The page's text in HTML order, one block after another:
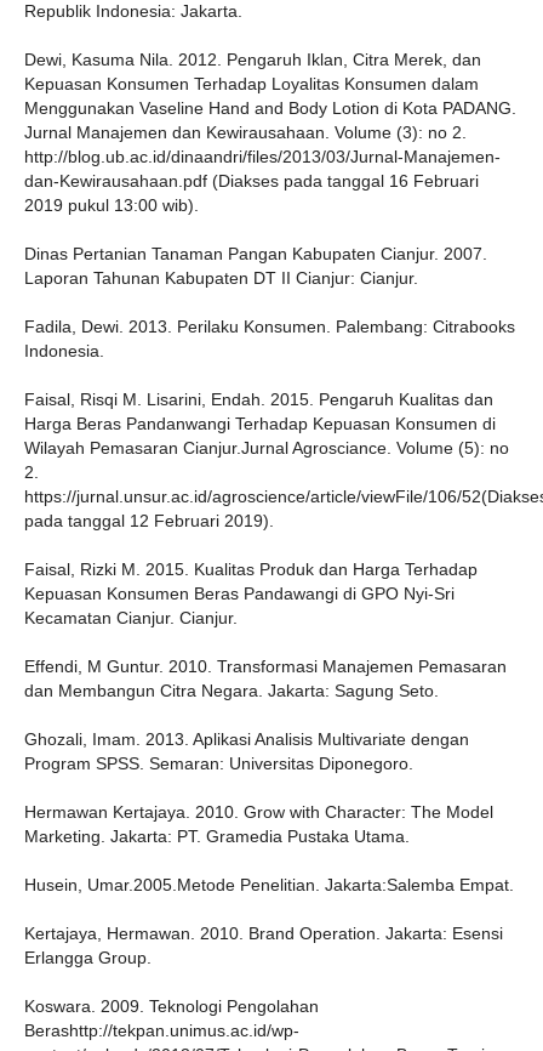
Republik Indonesia: Jakarta.
Dewi, Kasuma Nila. 2012. Pengaruh Iklan, Citra Merek, dan
Kepuasan Konsumen Terhadap Loyalitas Konsumen dalam
Menggunakan Vaseline Hand and Body Lotion di Kota PADANG.
Jurnal Manajemen dan Kewirausahaan. Volume (3): no 2.
http://blog.ub.ac.id/dinaandri/files/2013/03/Jurnal-Manajemen-
dan-Kewirausahaan.pdf (Diakses pada tanggal 16 Februari
2019 pukul 13:00 wib).
Dinas Pertanian Tanaman Pangan Kabupaten Cianjur. 2007.
Laporan Tahunan Kabupaten DT II Cianjur: Cianjur.
Fadila, Dewi. 2013. Perilaku Konsumen. Palembang: Citrabooks
Indonesia.
Faisal, Risqi M. Lisarini, Endah. 2015. Pengaruh Kualitas dan
Harga Beras Pandanwangi Terhadap Kepuasan Konsumen di
Wilayah Pemasaran Cianjur.Jurnal Agrosciance. Volume (5): no
2.
https://jurnal.unsur.ac.id/agroscience/article/viewFile/106/
pada tanggal 12 Februari 2019).
Faisal, Rizki M. 2015. Kualitas Produk dan Harga Terhadap
Kepuasan Konsumen Beras Pandawangi di GPO Nyi-Sri
Kecamatan Cianjur. Cianjur.
Effendi, M Guntur. 2010. Transformasi Manajemen Pemasaran
dan Membangun Citra Negara. Jakarta: Sagung Seto.
Ghozali, Imam. 2013. Aplikasi Analisis Multivariate dengan
Program SPSS. Semaran: Universitas Diponegoro.
Hermawan Kertajaya. 2010. Grow with Character: The Model
Marketing. Jakarta: PT. Gramedia Pustaka Utama.
Husein, Umar.2005.Metode Penelitian. Jakarta:Salemba Empat.
Kertajaya, Hermawan. 2010. Brand Operation. Jakarta: Esensi
Erlangga Group.
Koswara. 2009. Teknologi Pengolahan
Berashttp://tekpan.unimus.ac.id/wp-